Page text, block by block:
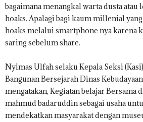
bagaimana menangkal warta dusta
hoaks. Apalagi bagi kaum millenial
hoaks melalui smartphone nya karena
saring sebelum share.
Nyimas Ulfah selaku Kepala Seksi
Bangunan Bersejarah Dinas
mengatakan, Kegiatan belajar Bersama
mahmud badaruddin sebagai usaha
mendekatkan masyarakat dengan